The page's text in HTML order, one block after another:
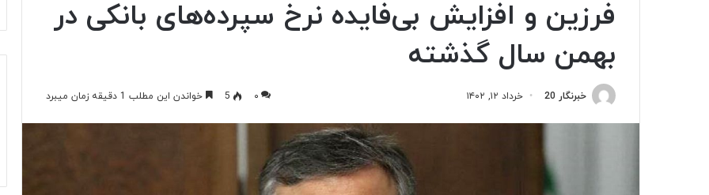
فرزین و افزایش بی‌فایده نرخ سپرده‌های بانکی در
بهمن سال گذشته
خبرنگار 20 خرداد ۱۲, ۱۴۰۲ ۰ 5 خواندن این مطلب 1 دقیقه زمان میبرد